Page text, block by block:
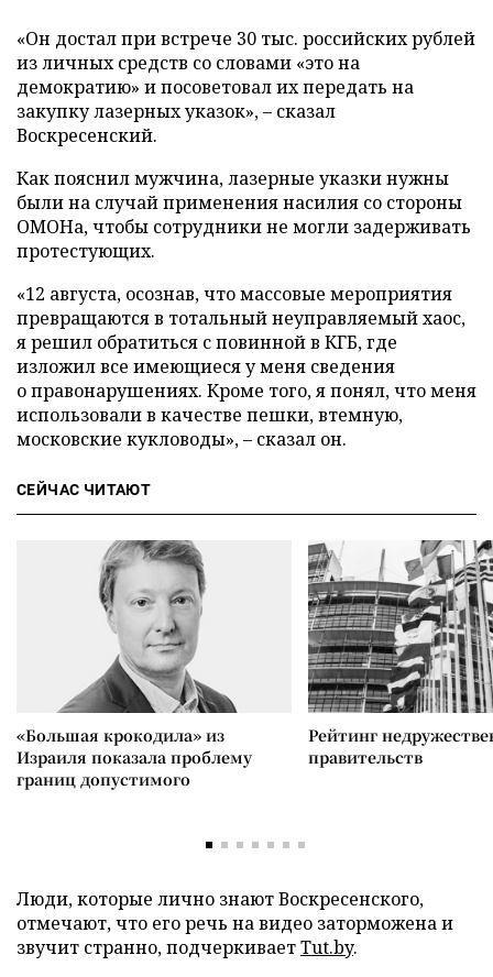
«Он достал при встрече 30 тыс. российских рублей
из личных средств со словами «это на
демократию» и посоветовал их передать на
закупку лазерных указок», – сказал
Воскресенский.
Как пояснил мужчина, лазерные указки нужны
были на случай применения насилия со стороны
ОМОНа, чтобы сотрудники не могли задерживать
протестующих.
«12 августа, осознав, что массовые мероприятия
превращаются в тотальный неуправляемый хаос,
я решил обратиться с повинной в КГБ, где
изложил все имеющиеся у меня сведения
о правонарушениях. Кроме того, я понял, что меня
использовали в качестве пешки, втемную,
московские кукловоды», – сказал он.
СЕЙЧАС ЧИТАЮТ
«Большая крокодила» из
Израиля показала проблему
границ допустимого
Рейтинг
правительств
Люди, которые лично знают Воскресенского,
отмечают, что его речь на видео заторможена и
звучит странно, подчеркиваетTut.by.